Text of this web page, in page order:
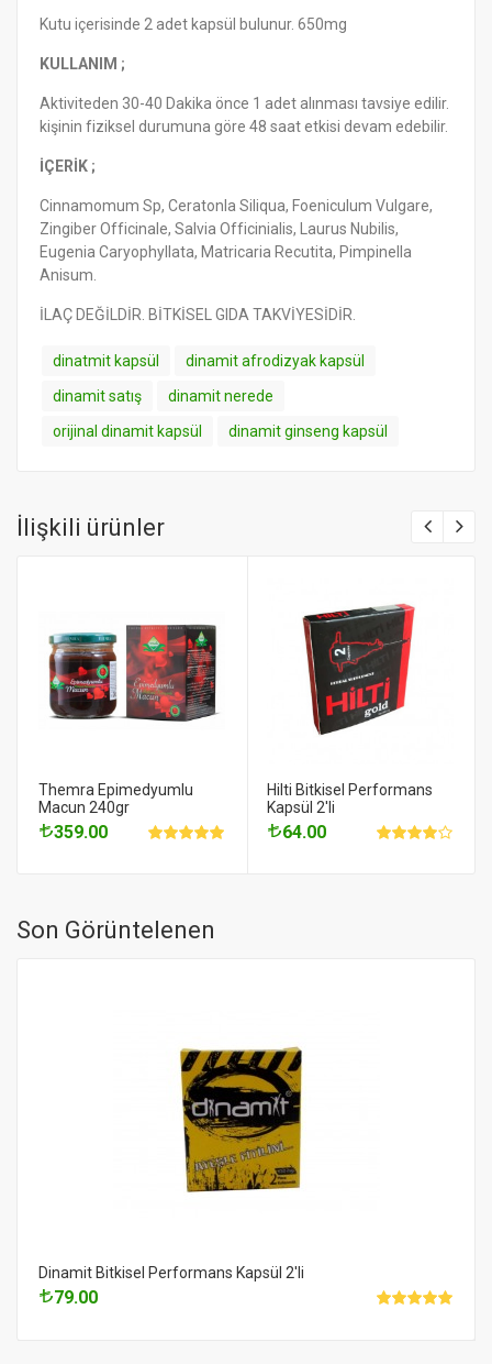
Kutu içerisinde 2 adet kapsül bulunur. 650mg
KULLANIM ;
Aktiviteden 30-40 Dakika önce 1 adet alınması tavsiye edilir.
kişinin fiziksel durumuna göre 48 saat etkisi devam edebilir.
İÇERİK ;
Cinnamomum Sp, Ceratonla Siliqua, Foeniculum Vulgare,
Zingiber Officinale, Salvia Officinialis, Laurus Nubilis,
Eugenia Caryophyllata, Matricaria Recutita, Pimpinella
Anisum.
İLAÇ DEĞİLDİR. BİTKİSEL GIDA TAKVİYESİDİR.
dinatmit kapsül
dinamit afrodizyak kapsül
dinamit satış
dinamit nerede
orijinal dinamit kapsül
dinamit ginseng kapsül
İlişkili ürünler
Themra Epimedyumlu
Macun 240gr
359.00
Hilti Bitkisel Performans
Kapsül 2'li
64.00
Son Görüntelenen
Dinamit Bitkisel Performans Kapsül 2'li
79.00